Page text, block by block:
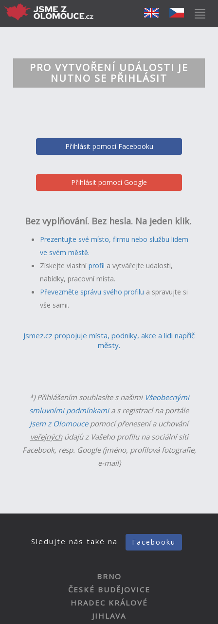
PRO VYTVOŘENÍ UDÁLOSTI JE
NUTNO SE PŘIHLÁSIT
Přihlásit pomocí Facebooku
Přihlásit pomocí Google
Bez vyplňování. Bez hesla. Na jeden klik.
Prezentujte své místo, firmu nebo službu lidem
ve svém městě.
Získejte vlastníprofil a vytvářejte udalosti,
nabídky, pracovní místa.
Převezměte správu svého profilu a spravujte si
vše sami.
Jsmez.cz propojuje místa, podniky, akce a lidi napříč
městy.
*) Přihlášením souhlasíte s našimi Všeobecnými
smluvními podmínkamia s registrací na portále
Jsem z Olomoucepomocí přenesení a uchování
veřejnýchúdajů z Vašeho profilu na sociální síti
Facebook, resp. Google (jméno, profilová fotografie,
e-mail)
Sledujte nás také na Facebooku
BRNO
ČESKÉ BUDĚJOVICE
HRADEC KRÁLOVÉ
JIHLAVA